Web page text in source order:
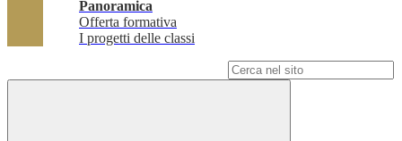
Panoramica
Offerta formativa
I progetti delle classi